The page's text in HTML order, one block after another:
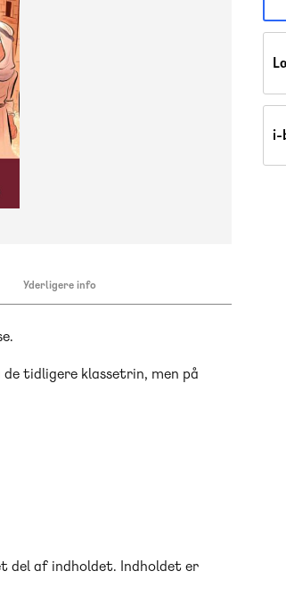
i-
Yderligere info
tidligere klassetrin, men på
del af indholdet. Indholdet er